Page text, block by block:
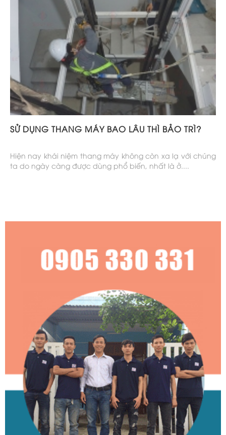
SỬ DỤNG THANG MÁY BAO LÂU THÌ BẢO TRÌ?
Hiện nay khái niệm thang máy không còn xa lạ với chúng
ta do ngày càng được dùng phổ biến, nhất là ở....